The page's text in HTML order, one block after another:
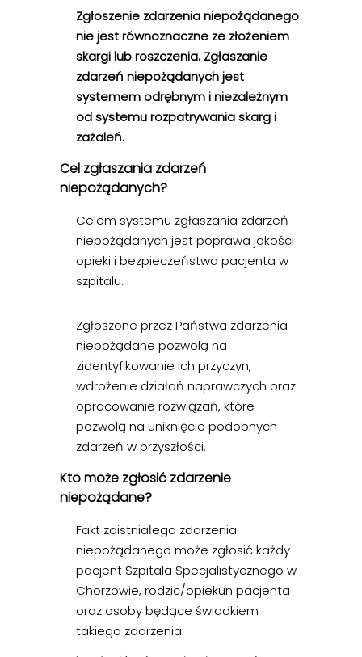
Zgłoszenie zdarzenia niepożądanego
nie jest równoznaczne ze złożeniem
skargi lub roszczenia. Zgłaszanie
zdarzeń niepożądanych jest
systemem odrębnym i niezależnym
od systemu rozpatrywania skarg i
zażaleń.
Cel zgłaszania zdarzeń
niepożądanych?
Celem systemu zgłaszania zdarzeń
niepożądanych jest poprawa jakości
opieki i bezpieczeństwa pacjenta w
szpitalu.
Zgłoszone przez Państwa zdarzenia
niepożądane pozwolą na
zidentyfikowanie ich przyczyn,
wdrożenie działań naprawczych oraz
opracowanie rozwiązań, które
pozwolą na uniknięcie podobnych
zdarzeń w przyszłości.
Kto może zgłosić zdarzenie
niepożądane?
Fakt zaistniałego zdarzenia
niepożądanego może zgłosić każdy
pacjent Szpitala Specjalistycznego w
Chorzowie, rodzic/opiekun pacjenta
oraz osoby będące świadkiem
takiego zdarzenia.